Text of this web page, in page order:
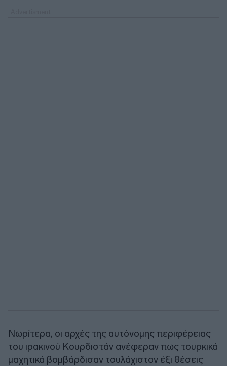
Νωρίτερα, οι αρχές της αυτόνομης περιφέρειας
του ιρακινού Κουρδιστάν ανέφεραν πως τουρκικά
μαχητικά βομβάρδισαν τουλάχιστον έξι θέσεις